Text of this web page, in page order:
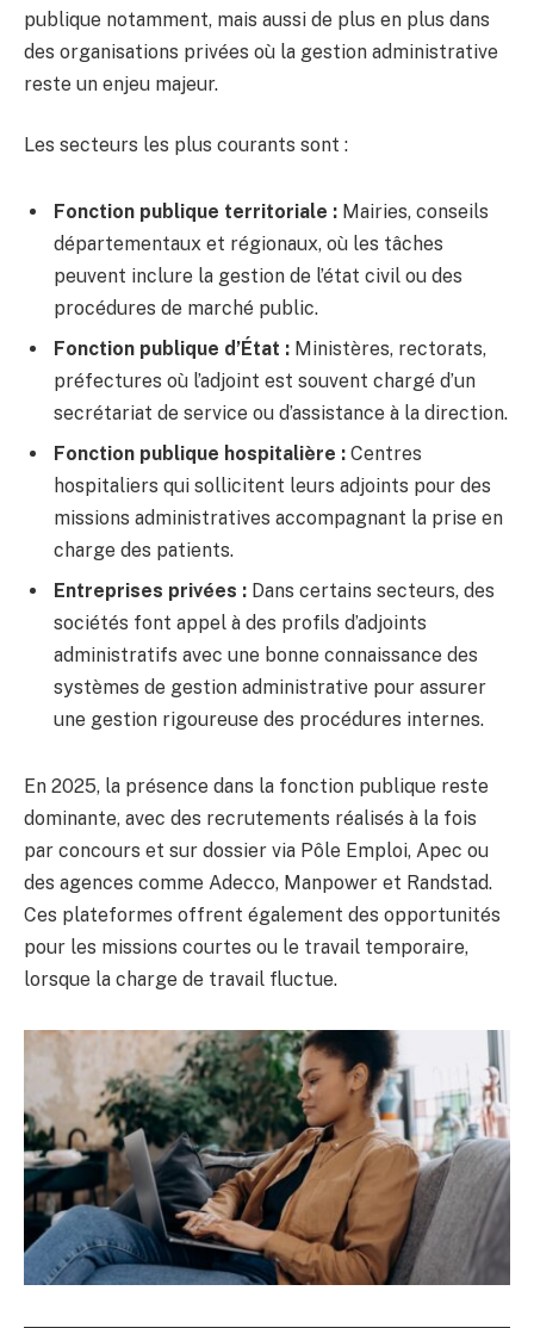
publique notamment, mais aussi de plus en plus dans
des organisations privées où la gestion administrative
reste un enjeu majeur.
Les secteurs les plus courants sont :
Fonction publique territoriale : Mairies, conseils
départementaux et régionaux, où les tâches
peuvent inclure la gestion de l’état civil ou des
procédures de marché public.
Fonction publique d’État : Ministères, rectorats,
préfectures où l’adjoint est souvent chargé d’un
secrétariat de service ou d’assistance à la direction.
Fonction publique hospitalière : Centres
hospitaliers qui sollicitent leurs adjoints pour des
missions administratives accompagnant la prise en
charge des patients.
Entreprises privées : Dans certains secteurs, des
sociétés font appel à des profils d’adjoints
administratifs avec une bonne connaissance des
systèmes de gestion administrative pour assurer
une gestion rigoureuse des procédures internes.
En 2025, la présence dans la fonction publique reste
dominante, avec des recrutements réalisés à la fois
par concours et sur dossier via Pôle Emploi, Apec ou
des agences comme Adecco, Manpower et Randstad.
Ces plateformes offrent également des opportunités
pour les missions courtes ou le travail temporaire,
lorsque la charge de travail fluctue.